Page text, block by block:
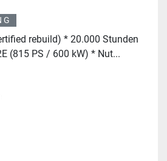
rebuild) * 20.000 Stunden
(815 PS / 600 kW) * Nut...